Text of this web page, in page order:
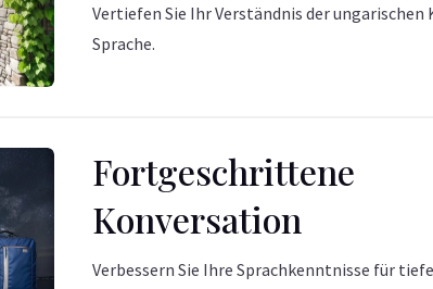
Vertiefen Sie Ihr Verständnis der ungarischen
Sprache.
Fortgeschrittene
Konversation
Verbessern Sie Ihre Sprachkenntnisse für